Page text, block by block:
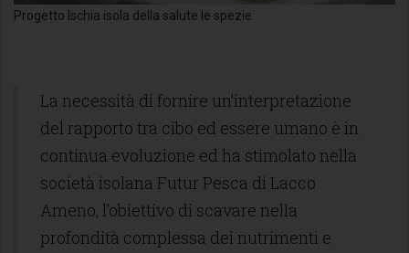
Progetto Ischia isola della salute le spezie
La necessità di fornire un’interpretazione
del rapporto tra cibo ed essere umano è in
continua evoluzione ed ha stimolato nella
società isolana Futur Pesca di Lacco
Ameno, l’obiettivo di scavare nella
profondità complessa dei nutrimenti e